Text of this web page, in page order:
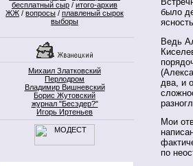
бесплатный сыр / итого-архив
ЖЖ / вопросы / плавленый сырок
выборы
Михаил Златковский
Перлодром
Владимир Вишневский
Борис Жутовский
журнал "Бесэдер?"
Игорь Иртеньев
было
Ведь
два, и
Мои
по